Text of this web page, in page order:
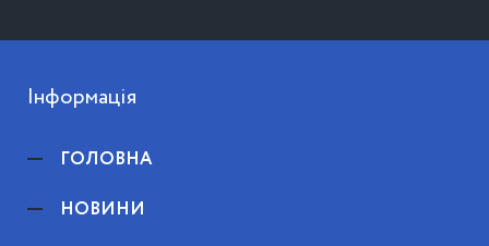
Інформація
ГОЛОВНА
НОВИНИ